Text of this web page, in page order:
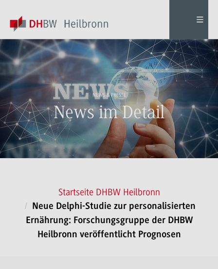
NEWS & PRESSE
News im Detail
Startseite DHBW Heilbronn
Neue Delphi-Studie zur personalisierten
Ernährung: Forschungsgruppe der DHBW
Heilbronn veröffentlicht Prognosen